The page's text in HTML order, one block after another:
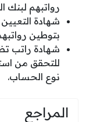
رواتبهم
شهادة
بتوطين
شهادة راتب
للتحقق من
نوع الحساب.
المراجع